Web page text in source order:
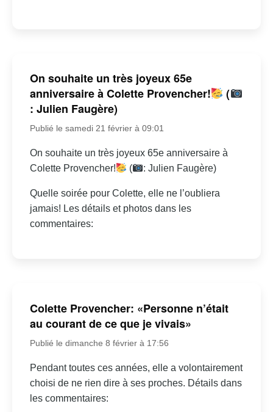
On souhaite un très joyeux 65e
anniversaire à Colette Provencher!
(
: Julien Faugère)
Publié le samedi 21 février à 09:01
On souhaite un très joyeux 65e anniversaire à
Colette Provencher!
( : Julien Faugère)
Quelle soirée pour Colette, elle ne l’oubliera
jamais! Les détails et photos dans les
commentaires:
Colette Provencher: «Personne n’était
au courant de ce que je vivais»
Publié le dimanche 8 février à 17:56
Pendant toutes ces années, elle a volontairement
choisi de ne rien dire à ses proches. Détails dans
les commentaires: